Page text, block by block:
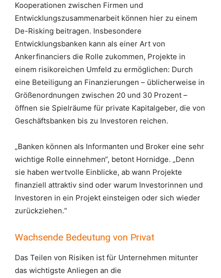
Kooperationen zwischen Firmen und
Entwicklungszusammenarbeit können hier zu einem
De-Risking beitragen. Insbesondere
Entwicklungsbanken kann als einer Art von
Ankerfinanciers die Rolle zukommen, Projekte in
einem risikoreichen Umfeld zu ermöglichen: Durch
eine Beteiligung an Finanzierungen – üblicherweise in
Größenordnungen zwischen 20 und 30 Prozent –
öffnen sie Spielräume für private Kapitalgeber, die von
Geschäftsbanken bis zu Investoren reichen.
„Banken können als Informanten und Broker eine sehr
wichtige Rolle einnehmen“, betont Hornidge. „Denn
sie haben wertvolle Einblicke, ab wann Projekte
finanziell attraktiv sind oder warum Investorinnen und
Investoren in ein Projekt einsteigen oder sich wieder
zurückziehen.“
Wachsende Bedeutung von Privat
Das Teilen von Risiken ist für Unternehmen mitunter
das wichtigste Anliegen an die